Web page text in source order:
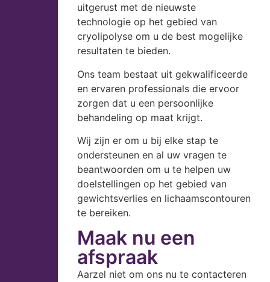
uitgerust met de nieuwste
technologie op het gebied van
cryolipolyse om u de best mogelijke
resultaten te bieden.
Ons team bestaat uit gekwalificeerde
en ervaren professionals die ervoor
zorgen dat u een persoonlijke
behandeling op maat krijgt.
Wij zijn er om u bij elke stap te
ondersteunen en al uw vragen te
beantwoorden om u te helpen uw
doelstellingen op het gebied van
gewichtsverlies en lichaamscontouren
te bereiken.
Maak nu een
afspraak
Aarzel niet om ons nu te contacteren